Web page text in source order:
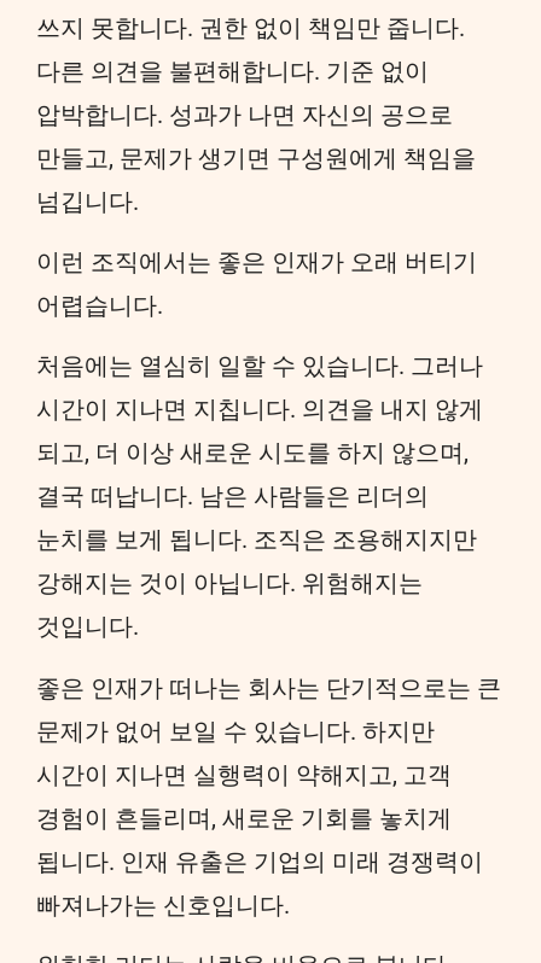
쓰지 못합니다. 권한 없이 책임만 줍니다.
다른 의견을 불편해합니다. 기준 없이
압박합니다. 성과가 나면 자신의 공으로
만들고, 문제가 생기면 구성원에게 책임을
넘깁니다.
이런 조직에서는 좋은 인재가 오래 버티기
어렵습니다.
처음에는 열심히 일할 수 있습니다. 그러나
시간이 지나면 지칩니다. 의견을 내지 않게
되고, 더 이상 새로운 시도를 하지 않으며,
결국 떠납니다. 남은 사람들은 리더의
눈치를 보게 됩니다. 조직은 조용해지지만
강해지는 것이 아닙니다. 위험해지는
것입니다.
좋은 인재가 떠나는 회사는 단기적으로는 큰
문제가 없어 보일 수 있습니다. 하지만
시간이 지나면 실행력이 약해지고, 고객
경험이 흔들리며, 새로운 기회를 놓치게
됩니다. 인재 유출은 기업의 미래 경쟁력이
빠져나가는 신호입니다.